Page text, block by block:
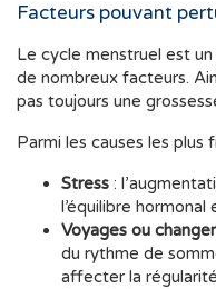
Facteurs pouvant
Le cycle menstruel est
de nombreux facteurs.
pas toujours une
Parmi les causes les plus
Stress :
l’équilibre
Voyages ou
du rythme de
affecter la